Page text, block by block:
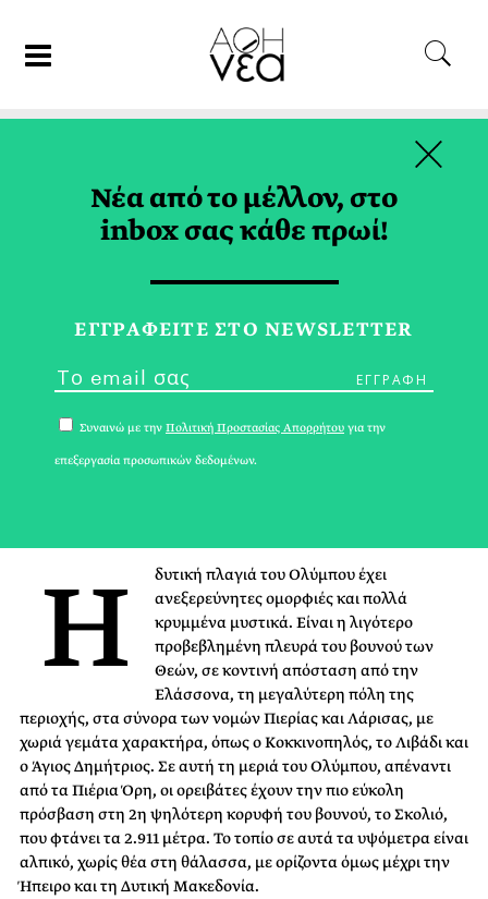
ΕΛΛΑΔΑ
O Άγνωστος Όλυμπος
Η
δυτική πλαγιά του Ολύμπου έχει
ανεξερεύνητες ομορφιές και πολλά
κρυμμένα μυστικά. Είναι η λιγότερο
προβεβλημένη πλευρά του βουνού των
Θεών, σε κοντινή απόσταση από την
Ελάσσονα, τη μεγαλύτερη πόλη της
περιοχής, στα σύνορα των νομών Πιερίας και Λάρισας, με
χωριά γεμάτα χαρακτήρα, όπως ο Κοκκινοπηλός, το Λιβάδι και
ο Άγιος Δημήτριος. Σε αυτή τη μεριά του Ολύμπου, απέναντι
από ταΠιέριαΌρη, οι ορειβάτες έχουν την πιο εύκολη
πρόσβαση στη 2η ψηλότερη κορυφή του βουνού, το Σκολιό,
που φτάνει τα 2.911 μέτρα. Το τοπίο σε αυτά τα υψόμετρα είναι
αλπικό, χωρίς θέα στη θάλασσα, με ορίζοντα όμως μέχρι την
Ήπειρο και τη Δυτική Μακεδονία.
Νέα από το μέλλον, στο
inbox σας κάθε πρωί!
ΕΓΓPΑΦΕΙΤΕ ΣΤΟ NEWSLETTER
Συναινώ με την Πολιτική Προστασίας Απορρήτου για την
επεξεργασία προσωπικών δεδομένων.
×